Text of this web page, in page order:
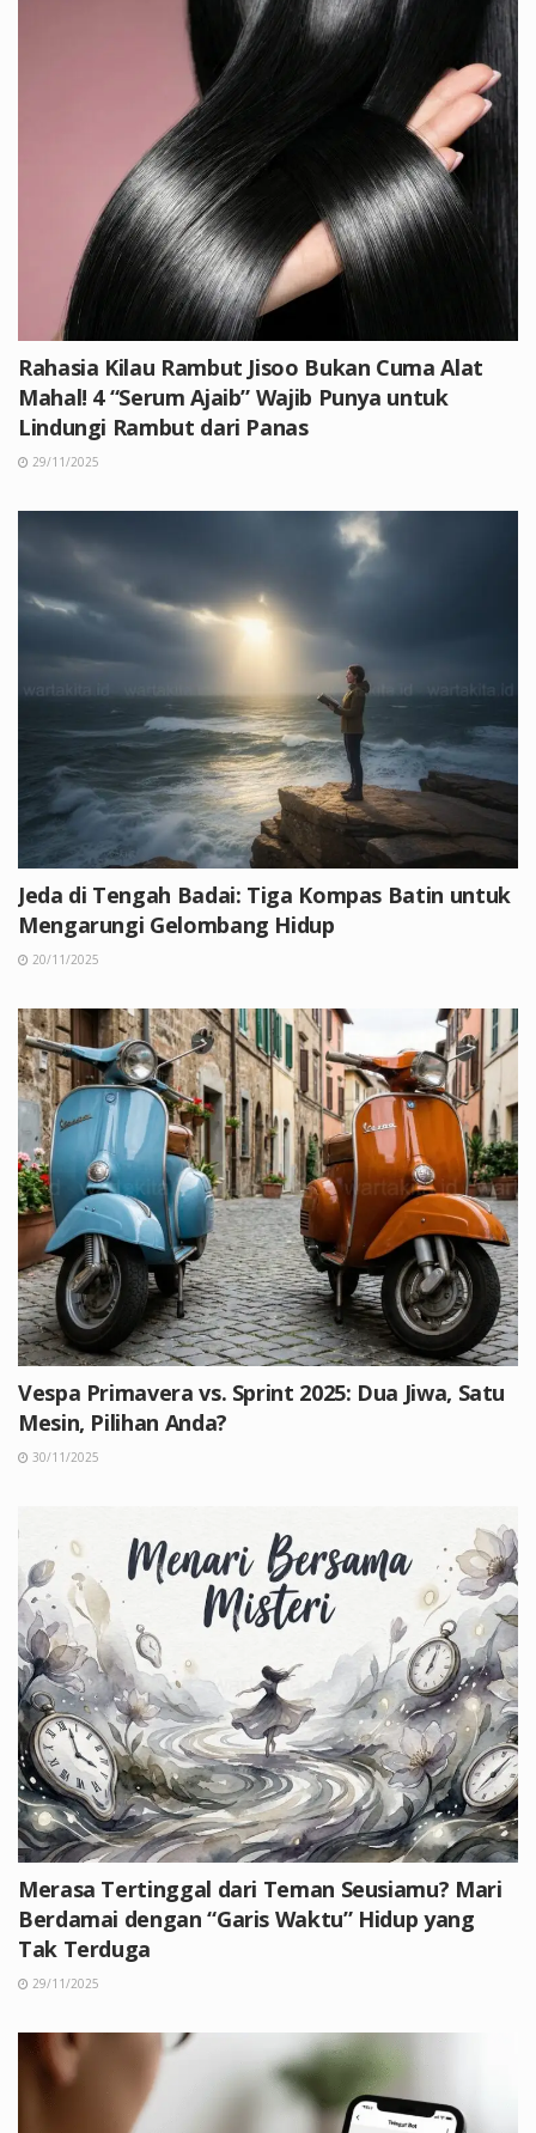
Rahasia Kilau Rambut Jisoo Bukan Cuma Alat
Mahal! 4 “Serum Ajaib” Wajib Punya untuk
Lindungi Rambut dari Panas
29/11/2025
Jeda di Tengah Badai: Tiga Kompas Batin untuk
Mengarungi Gelombang Hidup
20/11/2025
Vespa Primavera vs. Sprint 2025: Dua Jiwa, Satu
Mesin, Pilihan Anda?
30/11/2025
Merasa Tertinggal dari Teman Seusiamu? Mari
Berdamai dengan “Garis Waktu” Hidup yang
Tak Terduga
29/11/2025